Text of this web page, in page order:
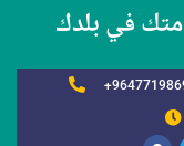
في بلدك